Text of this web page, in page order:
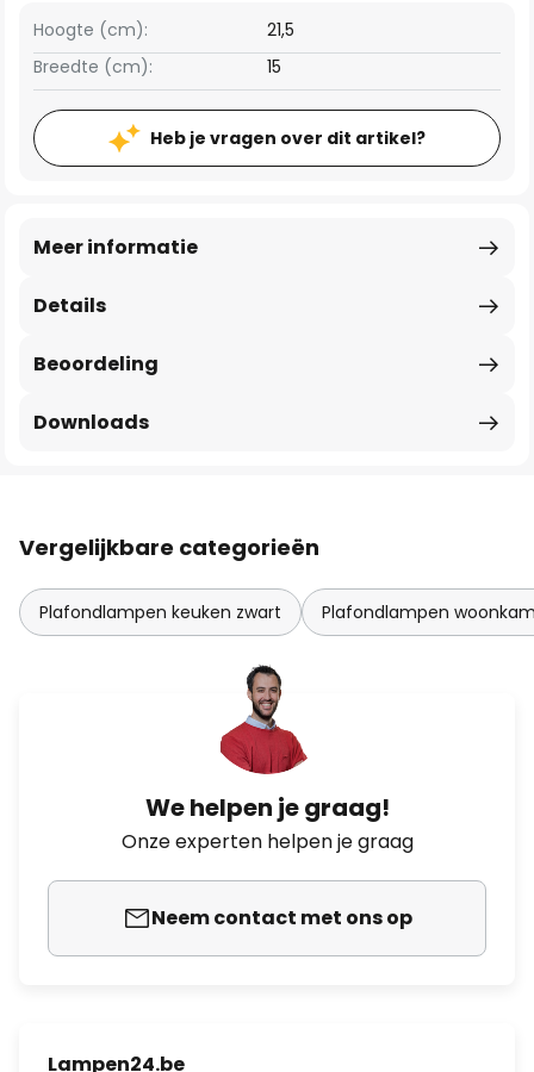
Breedte (cm): 15
Hoogte (cm): 21,5
Heb je vragen over dit artikel?
Details
Meer informatie
Beoordeling
Downloads
Vergelijkbare categorieën
Plafondlampen keuken zwart Plafondlampen
We helpen je graag!
Onze experten helpen je graag
Neem contact met ons op
Lampen24.be